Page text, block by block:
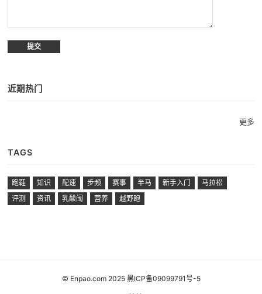
近期热门
更多
TAGS
跑鞋 知识 配速 步频 赛事 半马 新手入门
马拉松
评测
资讯 乳酸阈 营养 越野跑
© Enpao.com 2025 黑ICP备09099791号-5